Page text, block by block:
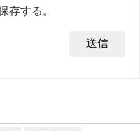
存する。